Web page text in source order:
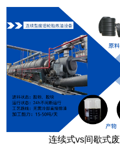
连续式vs间歇式